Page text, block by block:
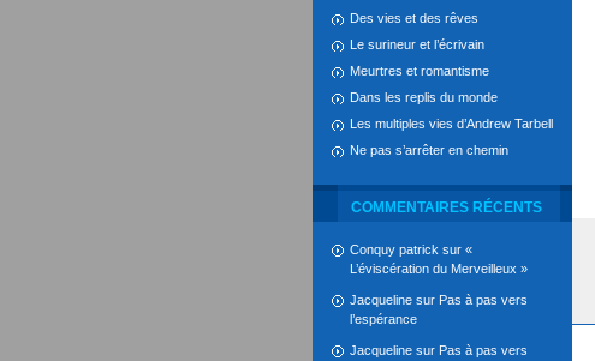
Des vies et des rêves
Le surineur et l’écrivain
Meurtres et romantisme
Dans les replis du monde
Les multiples vies d’Andrew Tarbell
Ne pas s’arrêter en chemin
COMMENTAIRES RÉCENTS
Conquy patrick sur «
L’éviscération du Merveilleux »
Jacqueline sur Pas à pas vers
l’espérance
Jacqueline sur Pas à pas vers